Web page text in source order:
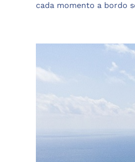
cada momento a bordo